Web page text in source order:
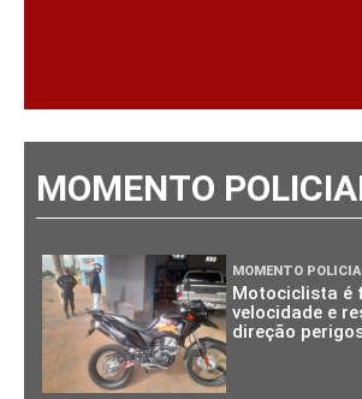
MOMENTO
MOMENTO
Motociclista é
velocidade e
direção